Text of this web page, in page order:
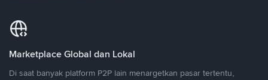
Marketplace Global dan Lokal
Di saat banyak platform P2P lain menargetkan pasar tertentu,